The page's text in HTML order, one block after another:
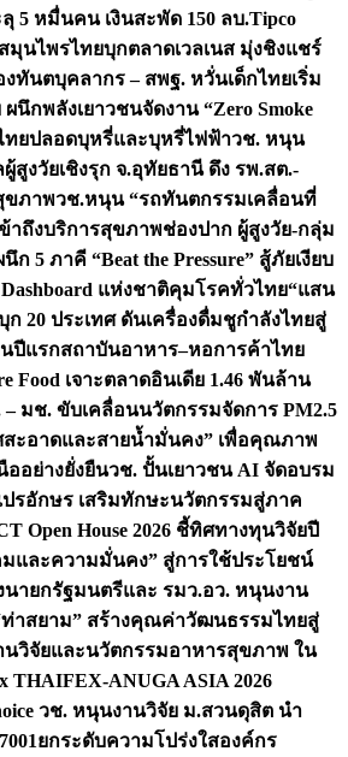
5 หมื่นคน เงินสะพัด 150 ลบ.Tipco
สมุนไพรไทยบุกตลาดเวลเนส มุ่งชิงแชร์
งทันตบุคลากร – สพฐ. หวั่นเด็กไทยเริ่ม
นึกพลังเยาวชนจัดงาน “Zero Smoke
ทยปลอดบุหรี่และบุหรี่ไฟฟ้าวช. หนุน
สูงวัยเชิงรุก จ.อุทัยธานี ดึง รพ.สต.-
ขภาพวช.หนุน “รถทันตกรรมเคลื่อนที่
าถึงบริการสุขภาพช่องปาก ผู้สูงวัย-กลุ่ม
นึก 5 ภาคี “Beat the Pressure” สู้ภัยเงียบ
แห่งชาติคุมโรคทั่วไทย“แสน
ก 20 ประเทศ ดันเครื่องดื่มชูกำลังไทยสู่
นปีแรกสถาบันอาหาร–หอการค้าไทย
Food เจาะตลาดอินเดีย 1.46 พันล้าน
มช. ขับเคลื่อนนวัตกรรมจัดการ PM2.5
ะอาดและสายน้ำมั่นคง” เพื่อคุณภาพ
อย่างยั่งยืนวช. ปั้นเยาวชน AI จัดอบรม
รอักษร เสริมทักษะนวัตกรรมสู่ภาค
Open House 2026 ชี้ทิศทางทุนวิจัยปี
มและความมั่นคง” สู่การใช้ประโยชน์
นายกรัฐมนตรีและ รมว.อว. หนุนงาน
าสยาม” สร้างคุณค่าวัฒนธรรมไทยสู่
วิจัยและนวัตกรรมอาหารสุขภาพ ใน
THAIFEX-ANUGA ASIA 2026
วช. หนุนงานวิจัย ม.สวนดุสิต นำ
ยกระดับความโปร่งใสองค์กร